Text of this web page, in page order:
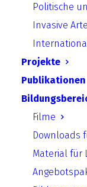
Politische
Invasive
Projekte
Publikationen
Filme
Downloads
Material für
UfU.de |